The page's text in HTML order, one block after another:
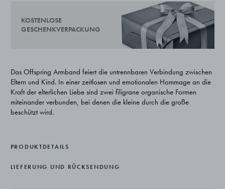
KOSTENLOSE
GESCHENKVERPACKUNG
Das Offspring Armband feiert die untrennbaren Verbindung zwischen
Eltern und Kind. In einer zeitlosen und emotionalen Hommage an die
Kraft der elterlichen Liebe sind zwei filigrane organische Formen
miteinander verbunden, bei denen die kleine durch die große
beschützt wird.
werden und Sie sich beim Tragen stark fühlen.
Das Offspring Armband ist aus Sterlingsilber gefertigt und lässt sich in
PRODUKTDETAILS
LIEFERUNG UND RÜCKSENDUNG